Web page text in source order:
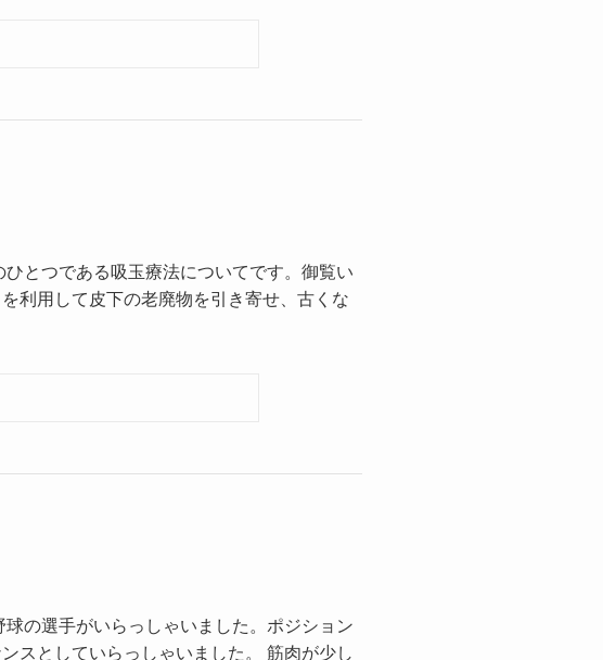
とつである吸玉療法についてです。御覧い
利用して皮下の老廃物を引き寄せ、古くな
の選手がいらっしゃいました。ポジション
スとしていらっしゃいました。 筋肉が少し